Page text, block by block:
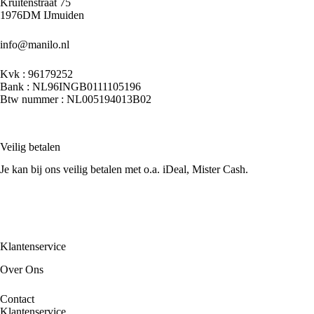
1976DM IJmuiden
info@manilo.nl
Kvk : 96179252
Bank : NL96INGB0111105196
Btw nummer : NL005194013B02
Veilig betalen
Je kan bij ons veilig betalen met o.a. iDeal, Mister Cash.
Klantenservice
Over Ons
Contact